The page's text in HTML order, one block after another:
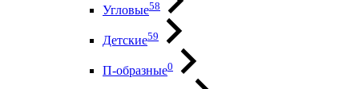
Угловые58
Детские59
П-образные0